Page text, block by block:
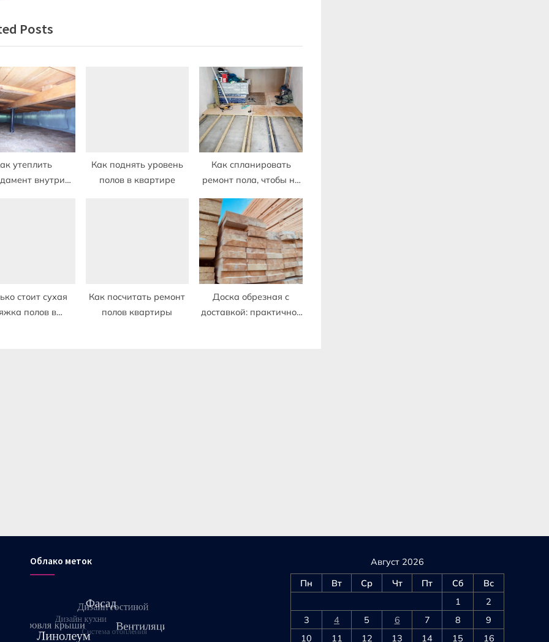
o
Posts
утеплить
внутри
Как поднять уровень
полов в квартире
Как спланировать
ремонт пола, чтобы не
бюджета
стоит сухая
полов в
Как посчитать ремонт
полов квартиры
Доска обрезная с
доставкой: практичное
Облако меток
Август 2026
Пн
Вт Ср Чт Пт Сб
Вс
1
2
3
4 5 6 7 8
9
10
11 12 13 14 15 16